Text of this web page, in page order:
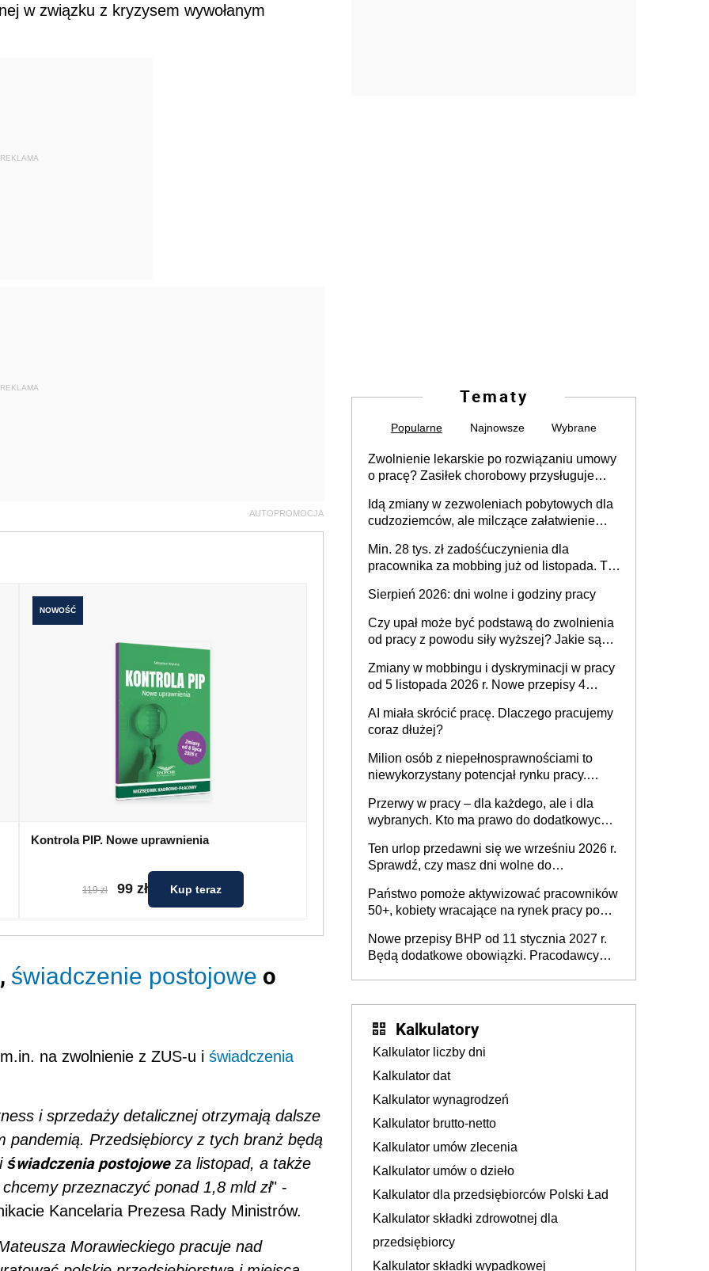
w związku z kryzysem wywołanym
REKLAMA
REKLAMA
AUTOPROMOCJA
NOWOŚĆ
Kontrola PIP. Nowe uprawnienia
119 zł 99 zł Kup teraz
, świadczenie postojowe o
na zwolnienie z ZUS-u i świadczenia
i sprzedaży detalicznej otrzymają dalsze
pandemią. Przedsiębiorcy z tych branż będą
i świadczenia postojoweza listopad, a także
przeznaczyć ponad 1,8 mld zł" -
Kancelaria Prezesa Rady Ministrów.
Morawieckiego pracuje nad
Tematy
Popularne Najnowsze Wybrane
Zwolnienie lekarskie po rozwiązaniu umowy
o pracę? Zasiłek chorobowy przysługuje
dni od ustania stosunku pracy
Idą zmiany w zezwoleniach pobytowych dla
cudzoziemców, ale milczące załatwienie
Min. 28 tys. zł zadośćuczynienia dla
pracownika za mobbing już od listopada. To
zespołu
Sierpień 2026: dni wolne i godziny pracy
Czy upał może być podstawą do zwolnienia
od pracy z powodu siły wyższej? Jakie są
Zmiany w mobbingu i dyskryminacji w pracy
od 5 listopada 2026 r. Nowe przepisy 4
Ustaw
AI miała skrócić pracę. Dlaczego pracujemy
coraz dłużej?
Milion osób z niepełnosprawnościami to
niewykorzystany potencjał rynku pracy.
dofinansowań czy refundacji, ale bariery po
stronie systemu i świadomości
pracodawców [WYWIAD]
Przerwy w pracy – dla każdego, ale i dla
wybranych. Kto ma prawo do dodatkowych
Ten urlop przedawni się we wrześniu 2026 r.
Sprawdź, czy masz dni wolne do
Państwo pomoże aktywizować pracowników
50+, kobiety wracające na rynek pracy po
osoby neuroatypowe. Powstanie Fundusz
na rzecz Inkluzywności w Zatrudnianiu?
Nowe przepisy BHP od 11 stycznia 2027 r.
Będą dodatkowe obowiązki. Pracodawcy
Kalkulatory
Kalkulator liczby dni
Kalkulator dat
Kalkulator wynagrodzeń
Kalkulator brutto-netto
Kalkulator umów zlecenia
Kalkulator umów o dzieło
Kalkulator dla przedsiębiorców Polski Ład
Kalkulator składki zdrowotnej dla
przedsiębiorcy
Kalkulator składki wypadkowej